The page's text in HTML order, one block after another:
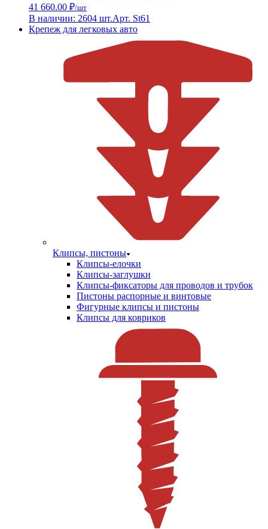
41 660.00 ₽/шт
В наличии: 2604 шт.Арт. St61
Крепеж для легковых авто
Клипсы, пистоны
Клипсы-елочки
Клипсы-заглушки
Клипсы-фиксаторы для проводов и трубок
Пистоны распорные и винтовые
Фигурные клипсы и пистоны
Клипсы для ковриков